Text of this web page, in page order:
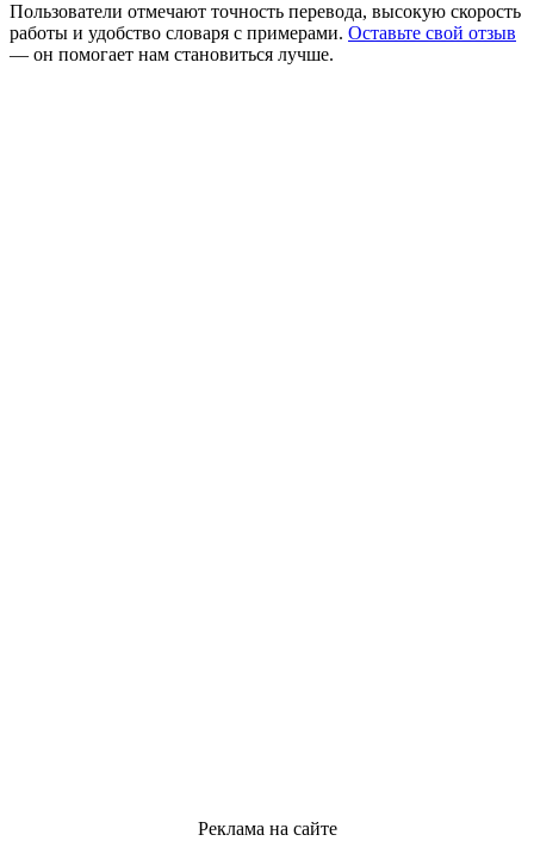
Пользователи отмечают точность перевода, высокую скорость
работы и удобство словаря с примерами. Оставьте свой отзыв
— он помогает нам становиться лучше.
Реклама на сайте